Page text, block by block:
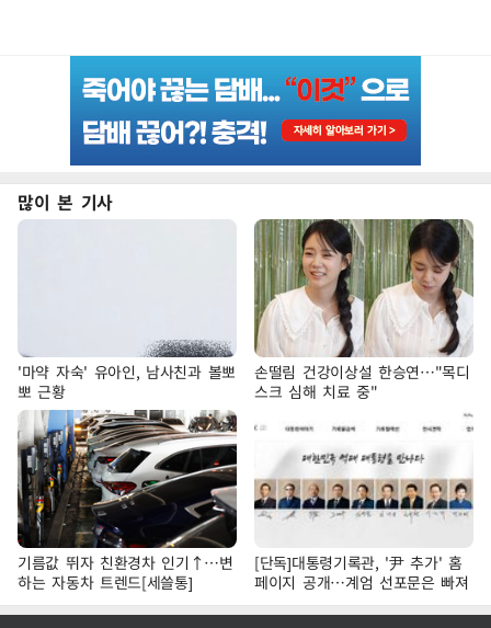
많이 본 기사
'마약 자숙' 유아인, 남사친과 볼뽀
뽀 근황
손떨림 건강이상설 한승연…"목디
스크 심해 치료 중"
기름값 뛰자 친환경차 인기↑…변
하는 자동차 트렌드[세쓸통]
[단독]대통령기록관, '尹 추가' 홈
페이지 공개…계엄 선포문은 빠져